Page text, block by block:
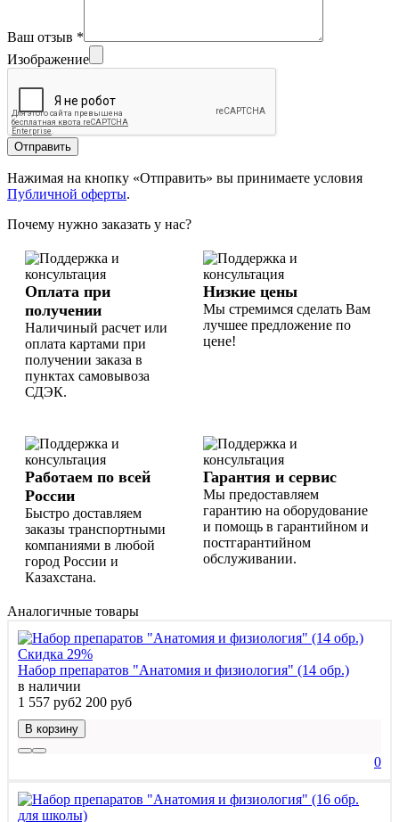
Ваш отзыв *
Изображение
Отправить
Нажимая на кнопку «Отправить» вы принимаете условия
Публичной оферты.
Почему нужно заказать у нас?
Оплата при
получении
Наличиный расчет или
оплата картами при
получении заказа в
пунктах самовывоза
СДЭК.
Низкие цены
Мы стремимся сделать Вам
лучшее предложение по
цене!
Работаем по всей
России
Быстро доставляем
заказы транспортными
компаниями в любой
город России и
Казахстана.
Гарантия и сервис
Мы предоставляем
гарантию на оборудование
и помощь в гарантийном и
постгарантийном
обслуживании.
Аналогичные товары
Скидка 29%
Набор препаратов "Анатомия и физиология" (14 обр.)
в наличии
1 557 руб2 200 руб
В корзину
0